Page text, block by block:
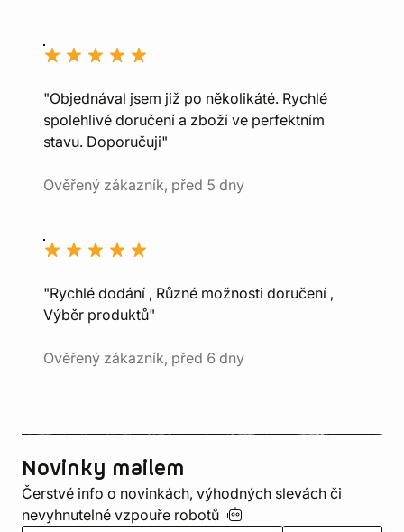
"Objednával jsem již po několikáté. Rychlé
spolehlivé doručení a zboží ve perfektním
stavu. Doporučuji"
Ověřený zákazník, před 5 dny
"Rychlé dodání , Různé možnosti doručení ,
Výběr produktů"
Ověřený zákazník, před 6 dny
Novinky mailem
Čerstvé info o novinkách, výhodných slevách či
nevyhnutelné vzpouře robotů